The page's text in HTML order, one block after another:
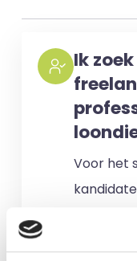
Ik
Voor het
alleen